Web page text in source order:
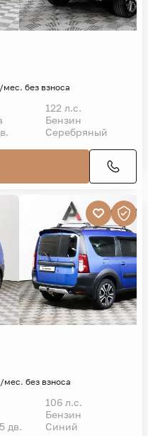
мес. без взноса
122 л.с.
Бензин
Серебряный
мес. без взноса
106 л.с.
Бензин
дв. Синий